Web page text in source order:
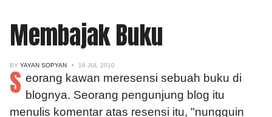
Membajak Buku
BY YAYAN SOPYAN 16 JUL 2010
S eorang kawan meresensi sebuah buku di
blognya. Seorang pengunjung blog itu
menulis komentar atas resensi itu, "nungguin